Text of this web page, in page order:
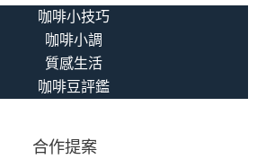
咖啡小技巧
咖啡小調
質感生活
咖啡豆評鑑
合作提案